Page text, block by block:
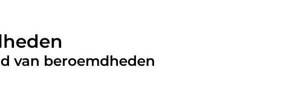
van beroemdheden